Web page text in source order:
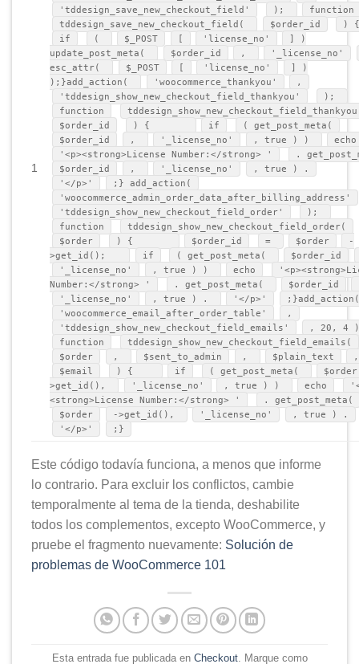
1
'tddesign_save_new_checkout_field'
);
function
tddesign_save_new_checkout_field(
$order_id
if
( $_POST [ 'license_no'
] )
update_post_meta(
$order_id ,
'_license_no'
esc_attr(
$_POST [ 'license_no'
] )
);}add_action(
'woocommerce_thankyou'
,
'tddesign_show_new_checkout_field_thankyou'
);
function
$order_id
) { if
( get_post_meta(
$order_id
, '_license_no' , true ) )
echo
'<p><strong>License Number:</strong> '
.
$order_id
, '_license_no'
, true ) .
'</p>'
;} add_action(
'woocommerce_admin_order_data_after_billing_address'
'tddesign_show_new_checkout_field_order'
);
function
tddesign_show_new_checkout_field_order(
$order
) { $order_id = $order
-
>get_id();
if ( get_post_meta(
$order_id
'_license_no'
, true ) ) echo
Number:</strong> '
. get_post_meta( $order_id
'_license_no'
, true ) . '</p>'
;}add_action(
'woocommerce_email_after_order_table'
,
'tddesign_show_new_checkout_field_emails'
, 20, 4
function
tddesign_show_new_checkout_field_emails(
$order
, $sent_to_admin , $plain_text
,
$email
) { if ( get_post_meta(
$order
>get_id(),
'_license_no' , true ) ) echo
<strong>License Number:</strong> '
. get_post_meta(
$order
->get_id(), '_license_no'
, true ) .
'</p>'
;}
Este código todavía funciona, a menos que informe
lo contrario. Para excluir los conflictos, cambie
temporalmente al tema de la tienda, deshabilite
todos los complementos, excepto WooCommerce, y
pruebe el fragmento nuevamente: Solución de
problemas de WooCommerce 101
Esta entrada fue publicada en Checkout. Marque como